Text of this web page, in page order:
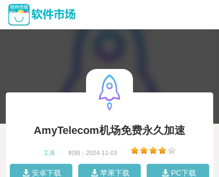
AmyTelecom机场免费永久加速
工具 时间：2024-11-03
安卓下载 苹果下载 PC下载